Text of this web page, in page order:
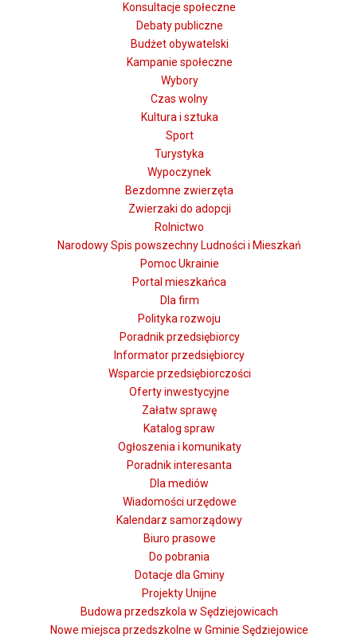
Konsultacje społeczne
Debaty publiczne
Budżet obywatelski
Kampanie społeczne
Wybory
Czas wolny
Kultura i sztuka
Sport
Turystyka
Wypoczynek
Bezdomne zwierzęta
Zwierzaki do adopcji
Rolnictwo
Narodowy Spis powszechny Ludności i Mieszkań
Pomoc Ukrainie
Portal mieszkańca
Dla firm
Polityka rozwoju
Poradnik przedsiębiorcy
Informator przedsiębiorcy
Wsparcie przedsiębiorczości
Oferty inwestycyjne
Załatw sprawę
Katalog spraw
Ogłoszenia i komunikaty
Poradnik interesanta
Dla mediów
Wiadomości urzędowe
Kalendarz samorządowy
Biuro prasowe
Do pobrania
Dotacje dla Gminy
Projekty Unijne
Budowa przedszkola w Sędziejowicach
Nowe miejsca przedszkolne w Gminie Sędziejowice